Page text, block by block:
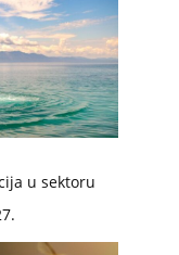
u sektoru